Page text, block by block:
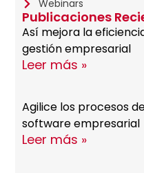
Webinars
Publicaciones
Así mejora la
gestión empresarial
Leer más »
Agilice los procesos
software empresarial
Leer más »